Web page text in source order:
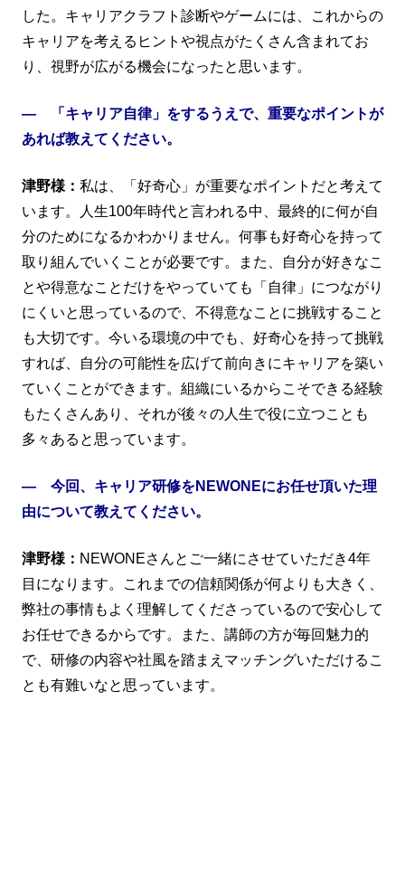
した。キャリアクラフト診断やゲームには、これからの
キャリアを考えるヒントや視点がたくさん含まれてお
り、視野が広がる機会になったと思います。
― 「キャリア自律」をするうえで、重要なポイントが
あれば教えてください。
津野様： 私は、「好奇心」が重要なポイントだと考えて
います。人生100年時代と言われる中、最終的に何が自
分のためになるかわかりません。何事も好奇心を持って
取り組んでいくことが必要です。また、自分が好きなこ
とや得意なことだけをやっていても「自律」につながり
にくいと思っているので、不得意なことに挑戦すること
も大切です。今いる環境の中でも、好奇心を持って挑戦
すれば、自分の可能性を広げて前向きにキャリアを築い
ていくことができます。組織にいるからこそできる経験
もたくさんあり、それが後々の人生で役に立つことも
多々あると思っています。
― 今回、キャリア研修をNEWONEにお任せ頂いた理
由について教えてください。
津野様： NEWONEさんとご一緒にさせていただき4年
目になります。これまでの信頼関係が何よりも大きく、
弊社の事情もよく理解してくださっているので安心して
お任せできるからです。また、講師の方が毎回魅力的
で、研修の内容や社風を踏まえマッチングいただけるこ
とも有難いなと思っています。